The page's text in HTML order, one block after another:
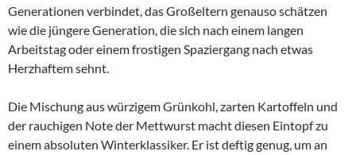
Generationen verbindet, das Großeltern genauso schätzen
wie die jüngere Generation, die sich nach einem langen
Arbeitstag oder einem frostigen Spaziergang nach etwas
Herzhaftem sehnt.
Die Mischung aus würzigem Grünkohl, zarten Kartoffeln und
der rauchigen Note der Mettwurst macht diesen Eintopf zu
einem absoluten Winterklassiker. Er ist deftig genug, um an